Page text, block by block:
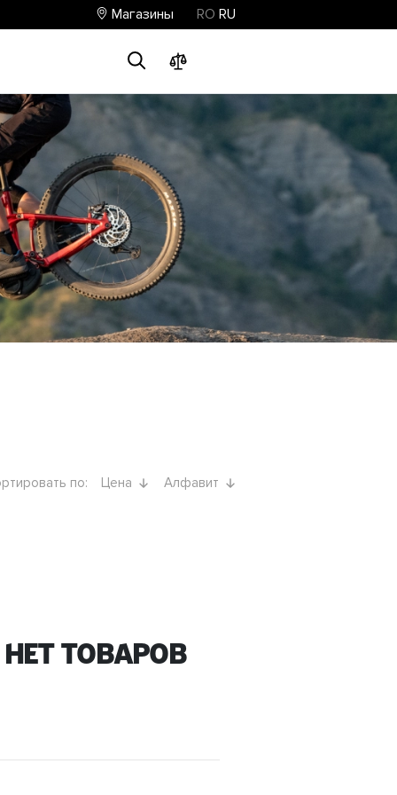
Магазины RO RU
по: Цена Алфавит
товаров